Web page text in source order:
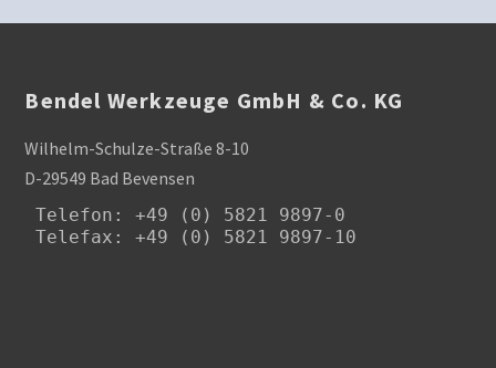
Bendel Werkzeuge GmbH & Co. KG
Wilhelm-Schulze-Straße 8-10
D-29549 Bad Bevensen
Telefon : +49 (0) 5821 9897-0
Telefax: +49 (0) 5821 9897-10